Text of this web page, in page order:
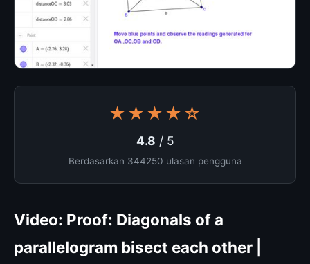
★★★★☆
4.8 / 5
Berdasarkan 344250 ulasan pengguna
Video: Proof: Diagonals of a
parallelogram bisect each other |